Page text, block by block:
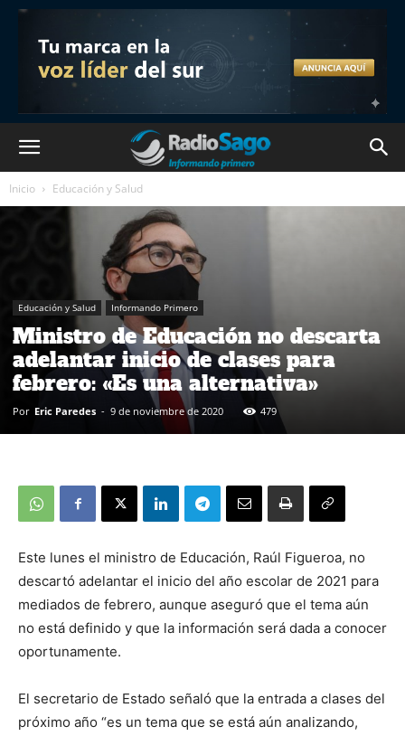
Inicio Educación y Salud
Educación y Salud Informando Primero
Ministro de Educación no descarta
adelantar inicio de clases para
febrero: «Es una alternativa»
Por Eric Paredes - 9 de noviembre de 2020 479
Este lunes el ministro de Educación, Raúl Figueroa, no
descartó adelantar el inicio del año escolar de 2021 para
mediados de febrero, aunque aseguró que el tema aún
no está definido y que la información será dada a conocer
oportunamente.
El secretario de Estado señaló que la entrada a clases del
próximo año “es un tema que se está aún analizando,